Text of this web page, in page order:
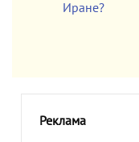
Иране?
Реклама